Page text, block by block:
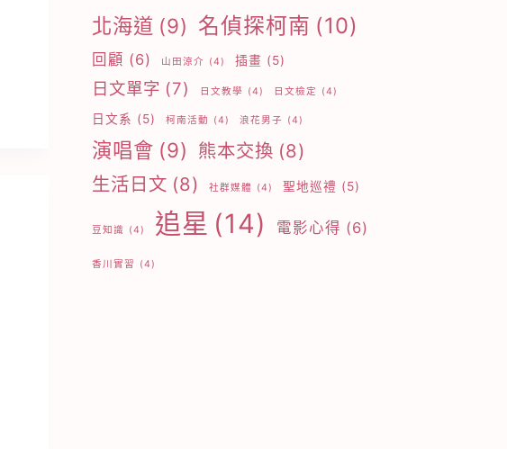
北海道 (9) 名偵探柯南 (10)
回顧 (6) 山田涼介 (4) 插畫 (5)
日文單字 (7) 日文教學 (4) 日文檢定 (4)
日文系 (5) 柯南活動 (4) 浪花男子 (4)
演唱會 (9) 熊本交換 (8)
生活日文 (8) 社群媒體 (4) 聖地巡禮 (5)
豆知識 (4) 追星 (14) 電影心得 (6)
香川實習 (4)